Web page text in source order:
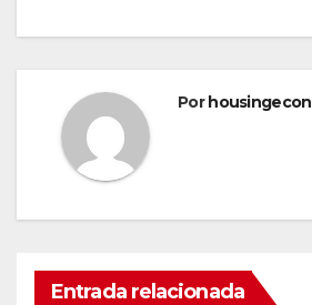
Porhousingecon
Entrada relacionada